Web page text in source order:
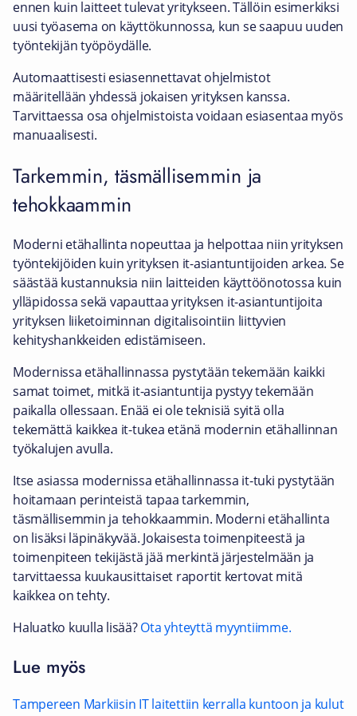
ennen kuin laitteet tulevat yritykseen. Tällöin esimerkiksi
uusi työasema on käyttökunnossa, kun se saapuu uuden
työntekijän työpöydälle.
Automaattisesti esiasennettavat ohjelmistot
määritellään yhdessä jokaisen yrityksen kanssa.
Tarvittaessa osa ohjelmistoista voidaan esiasentaa myös
manuaalisesti.
Tarkemmin, täsmällisemmin ja
tehokkaammin
Moderni etähallinta nopeuttaa ja helpottaa niin yrityksen
työntekijöiden kuin yrityksen it-asiantuntijoiden arkea. Se
säästää kustannuksia niin laitteiden käyttöönotossa kuin
ylläpidossa sekä vapauttaa yrityksen it-asiantuntijoita
yrityksen liiketoiminnan digitalisointiin liittyvien
kehityshankkeiden edistämiseen.
Modernissa etähallinnassa pystytään tekemään kaikki
samat toimet, mitkä it-asiantuntija pystyy tekemään
paikalla ollessaan. Enää ei ole teknisiä syitä olla
tekemättä kaikkea it-tukea etänä modernin etähallinnan
työkalujen avulla.
Itse asiassa modernissa etähallinnassa it-tuki pystytään
hoitamaan perinteistä tapaa tarkemmin,
täsmällisemmin ja tehokkaammin. Moderni etähallinta
on lisäksi läpinäkyvää. Jokaisesta toimenpiteestä ja
toimenpiteen tekijästä jää merkintä järjestelmään ja
tarvittaessa kuukausittaiset raportit kertovat mitä
kaikkea on tehty.
Haluatko kuulla lisää?Ota yhteyttä myyntiimme.
Lue myös
Tampereen Markiisin IT laitettiin kerralla kuntoon ja kulut